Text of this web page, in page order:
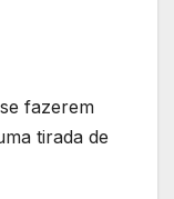
fazerem
tirada de